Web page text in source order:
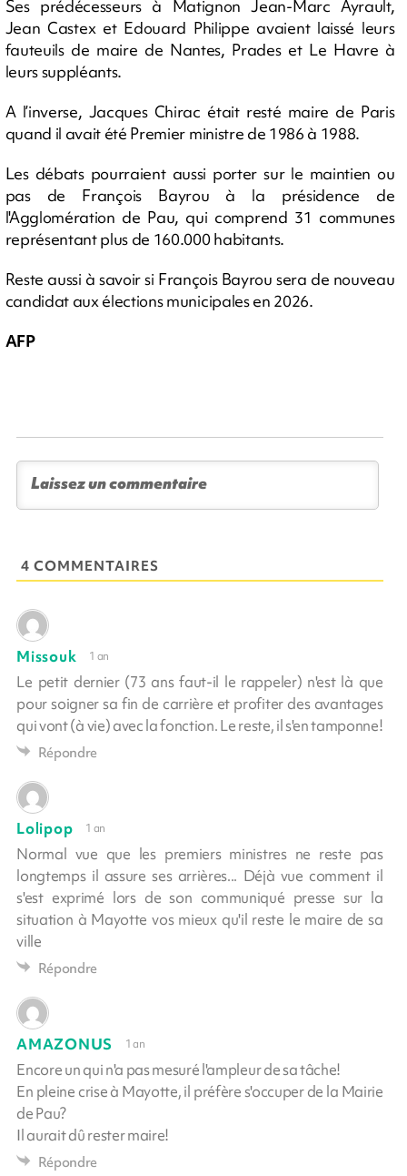
Ses prédécesseurs à Matignon Jean-Marc Ayrault,
Jean Castex et Edouard Philippe avaient laissé leurs
fauteuils de maire de Nantes, Prades et Le Havre à
leurs suppléants.
A l’inverse, Jacques Chirac était resté maire de Paris
quand il avait été Premier ministre de 1986 à 1988.
Les débats pourraient aussi porter sur le maintien ou
pas de François Bayrou à la présidence de
l'Agglomération de Pau, qui comprend 31 communes
représentant plus de 160.000 habitants.
Reste aussi à savoir si François Bayrou sera de nouveau
candidat aux élections municipales en 2026.
AFP
4 COMMENTAIRES
Missouk 1 an
Le petit dernier (73 ans faut-il le rappeler) n'est là que
pour soigner sa fin de carrière et profiter des avantages
qui vont (à vie) avec la fonction. Le reste, il s'en tamponne!
Répondre
Lolipop 1 an
Normal vue que les premiers ministres ne reste pas
longtemps il assure ses arrières... Déjà vue comment il
s'est exprimé lors de son communiqué presse sur la
situation à Mayotte vos mieux qu'il reste le maire de sa
ville
Répondre
AMAZONUS 1 an
Encore un qui n'a pas mesuré l'ampleur de sa tâche!
En pleine crise à Mayotte, il préfère s'occuper de la Mairie
de Pau?
Il aurait dû rester maire!
Répondre